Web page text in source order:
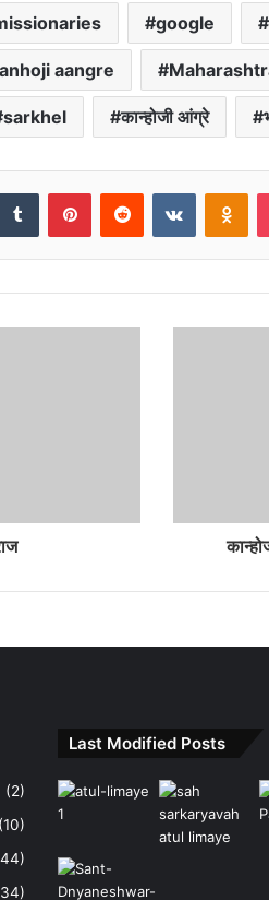
google
aangre
sarkhel कान्होजी आंग्रे
Tumblr PinterestReddit VKontakte
(2)
(10)
Last Modified Posts